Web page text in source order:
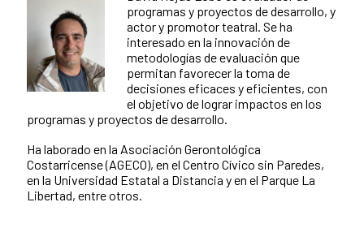
programas y proyectos de desarrollo, y
actor y promotor teatral. Se ha
interesado en la innovación de
metodologías de evaluación que
permitan favorecer la toma de
decisiones eficaces y eficientes, con
el objetivo de lograr impactos en los
programas y proyectos de desarrollo.
Ha laborado en la Asociación Gerontológica
Costarricense (AGECO), en el Centro Cívico sin Paredes,
en la Universidad Estatal a Distancia y en el Parque La
Libertad, entre otros.